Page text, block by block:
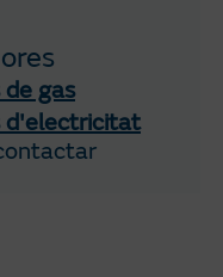
gas
d'electricitat